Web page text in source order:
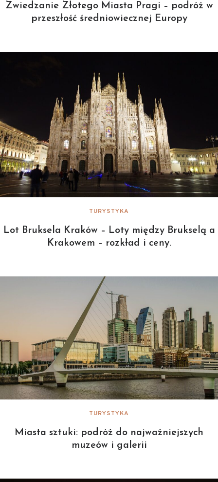
Zwiedzanie Złotego Miasta Pragi – podróż w
przeszłość średniowiecznej Europy
TURYSTYKA
Lot Bruksela Kraków – Loty między Brukselą a
Krakowem – rozkład i ceny.
TURYSTYKA
Miasta sztuki: podróż do najważniejszych
muzeów i galerii